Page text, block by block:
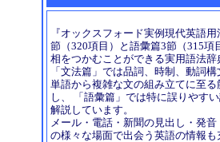
『オックスフォード実例現代英語
節（320項目）と語彙篇3節（315項
相をつかむことができる実用語法辞
「文法篇」では品詞、時制、動詞
単語から複雑な文の組み立てに至
し、 「語彙篇」では特に誤りやす
解説しています。
メール・電話・新聞の見出し・発
の様々な場面で出会う英語の情報